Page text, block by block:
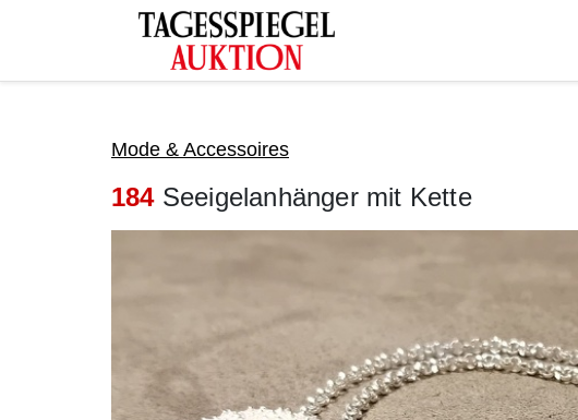
Mode & Accessoires
184Seeigelanhänger mit Kette